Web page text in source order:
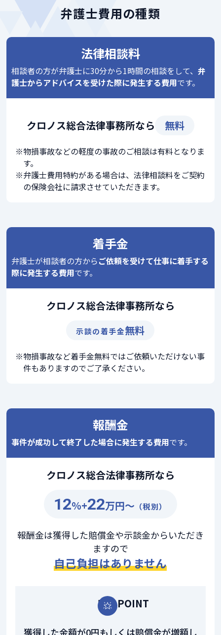
弁護士費用の種類
法律相談料
相談者の方が弁護士に30分から1時間の相談をして、弁
護士からアドバイスを受けた際に発生する費用です。
クロノス総合法律事務所なら 無料
物損事故などの軽度の事故のご相談は有料となりま
す。
弁護士費用特約がある場合は、法律相談料をご契約
の保険会社に請求させていただきます。
着手金
弁護士が相談者の方からご依頼を受けて仕事に着手する
際に発生する費用です。
クロノス総合法律事務所なら
示談の着手金無料
物損事故など着手金無料ではご依頼いただけない事
件もありますのでご了承ください。
報酬金
事件が成功して終了した場合に発生する費用です。
クロノス総合法律事務所なら
12％+22万円～ （税別）
報酬金は獲得した賠償金や示談金からいただき
ますので
自己負担はありません
安心POINT
獲得した金額が0円もしくは賠償金が増額し